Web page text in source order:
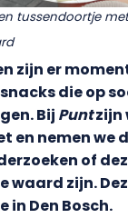
tussendoortje
zijn er
die op
Bij Puntzijn
en nemen we
of
waard zijn.
in Den Bosch.